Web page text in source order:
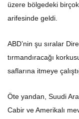
üzere bölgedeki
arifesinde geldi.
ABD’nin şu sıralar
tırmandıracağı
saflarına itmeye
Öte yandan, Suudi
Cabir ve Amerikalı